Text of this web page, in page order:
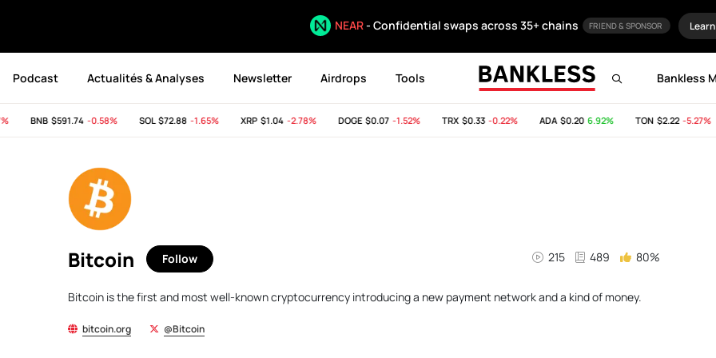
NEAR- Confidential swaps across 35+ chains FRIEND & SPONSOR
Podcast Actualités & Analyses Newsletter Airdrops Tools Bankless
BNB$591.74 -0.58% SOL$72.88 -1.65% XRP$1.04 -2.78% DOGE$0.07 -1.52% TRX$0.33 -0.22% ADA$0.20 6.92% TON$2.22 -5.27%
Bitcoin Follow 215 489 80%
Bitcoin is the first and most well-known cryptocurrency introducing a new payment network and a kind of money.
bitcoin.org @Bitcoin